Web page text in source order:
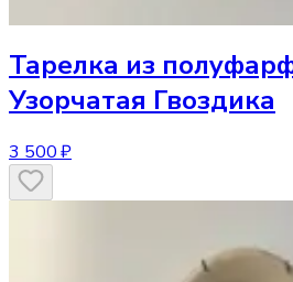
Тарелка из
Узорчатая Гвоздика
3 500 ₽